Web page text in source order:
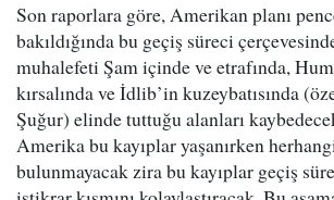
Son raporlara göre, Amerikan planı
bakıldığında bu geçiş süreci
muhalefeti Şam içinde ve etrafında,
kırsalında ve İdlib’in kuzeybatısında
Şuğur) elinde tuttuğu alanları
Amerika bu kayıplar yaşanırken
bulunmayacak zira bu kayıplar geçiş